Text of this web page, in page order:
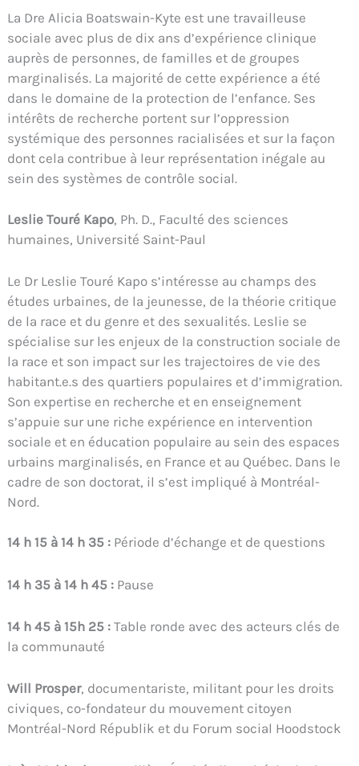
La Dre Alicia Boatswain-Kyte est une travailleuse
sociale avec plus de dix ans d’expérience clinique
auprès de personnes, de familles et de groupes
marginalisés. La majorité de cette expérience a été
dans le domaine de la protection de l’enfance. Ses
intérêts de recherche portent sur l’oppression
systémique des personnes racialisées et sur la façon
dont cela contribue à leur représentation inégale au
sein des systèmes de contrôle social.
Leslie Touré Kapo, Ph. D., Faculté des sciences
humaines, Université Saint-Paul
Le Dr Leslie Touré Kapo s’intéresse au champs des
études urbaines, de la jeunesse, de la théorie critique
de la race et du genre et des sexualités. Leslie se
spécialise sur les enjeux de la construction sociale de
la race et son impact sur les trajectoires de vie des
habitant.e.s des quartiers populaires et d’immigration.
Son expertise en recherche et en enseignement
s’appuie sur une riche expérience en intervention
sociale et en éducation populaire au sein des espaces
urbains marginalisés, en France et au Québec. Dans le
cadre de son doctorat, il s’est impliqué à Montréal-
Nord.
14 h 15 à 14 h 35 : Période d’échange et de questions
14 h 35 à 14 h 45 : Pause
14 h 45 à 15h 25 :Table ronde avec des acteurs clés de
la communauté
Will Prosper, documentariste, militant pour les droits
civiques, co-fondateur du mouvement citoyen
Montréal-Nord Républik et du Forum social Hoodstock